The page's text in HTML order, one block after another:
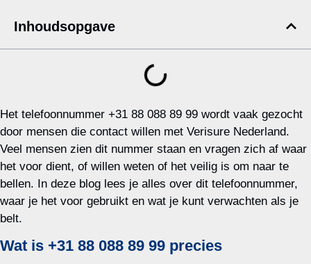
Inhoudsopgave
Het telefoonnummer +31 88 088 89 99 wordt vaak gezocht
door mensen die contact willen met Verisure Nederland.
Veel mensen zien dit nummer staan en vragen zich af waar
het voor dient, of willen weten of het veilig is om naar te
bellen. In deze blog lees je alles over dit telefoonnummer,
waar je het voor gebruikt en wat je kunt verwachten als je
belt.
Wat is +31 88 088 89 99 precies